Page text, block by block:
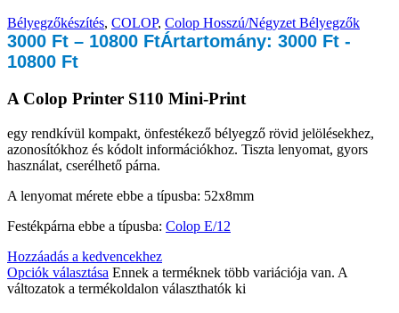
Bélyegzőkészítés, COLOP, Colop Hosszú/Négyzet Bélyegzők
3000 Ft – 10800 FtÁrtartomány: 3000 Ft -
10800 Ft
A Colop Printer S110 Mini-Print
egy rendkívül kompakt, önfestékező bélyegző rövid jelölésekhez,
azonosítókhoz és kódolt információkhoz. Tiszta lenyomat, gyors
használat, cserélhető párna.
A lenyomat mérete ebbe a típusba: 52x8mm
Festékpárna ebbe a típusba: Colop E/12
Hozzáadás a kedvencekhez
Opciók választása Ennek a terméknek több variációja van. A
változatok a termékoldalon választhatók ki